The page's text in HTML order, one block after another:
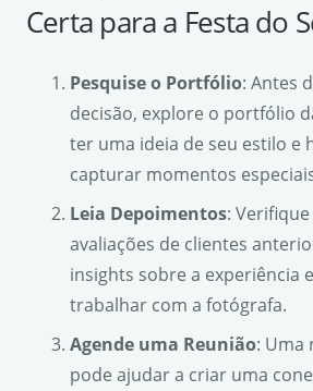
Certa para a Festa do
Pesquise o Portfólio: Antes
decisão, explore o portfólio
ter uma ideia de seu estilo e
capturar momentos
Leia Depoimentos:
avaliações de clientes
insights sobre a experiência
trabalhar com a fotógrafa.
Agende uma Reunião: Uma
pode ajudar a criar uma